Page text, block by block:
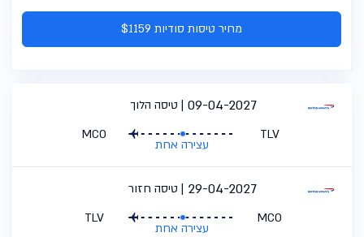
מחיר טיסות סודיות $1159
טיסה הלוך 09-04-2027
TLV
עצירה אחת
MCO
טיסה חזור 29-04-2027
MCO
עצירה אחת
TLV